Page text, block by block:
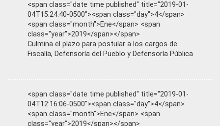
<span class="date time published" title="2019-01-
04T15:24:40-0500"><span class="day">4</span>
<span class="month">Ene</span> <span
class="year">2019</span></span>
Culmina el plazo para postular a los cargos de
Fiscalía, Defensoría del Pueblo y Defensoría Pública
<span class="date time published" title="2019-01-
04T12:16:06-0500"><span class="day">4</span>
<span class="month">Ene</span> <span
class="year">2019</span></span>